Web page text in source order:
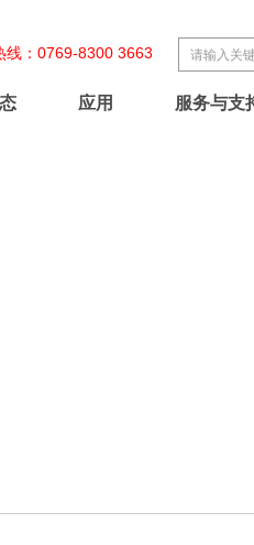
应用 服务与支
线：0769-8300 3663